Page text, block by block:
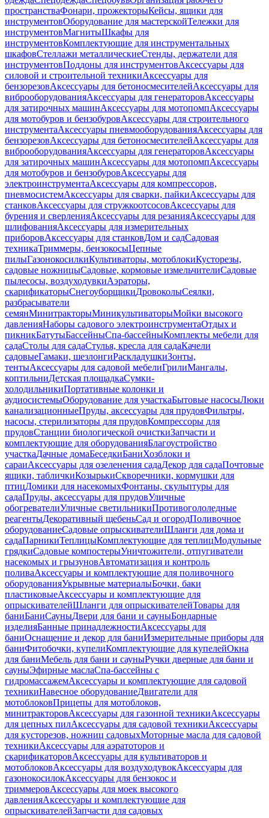
пространстваФонари, прожекторыКейсы, ящики для
инструментовОборудование для мастерскойТележки для
инструментовМагнитыШкафы для
инструментовКомплектующие для инструментальных
шкафовСтеллажи металлическиеСтенды, держатели для
инструментовПоддоны для инструментовАксессуары для
силовой и строительной техникиАксессуары для
бензорезовАксессуары для бетоносмесителейАксессуары для
виброоборудованияАксессуары для генераторовАксессуары
для затирочных машинАксессуары для мотопомпАксессуары
для мотобуров и бензобуровАксессуары для строительного
инструментаАксессуары пневмооборудованияАксессуары для
бензорезовАксессуары для бетоносмесителейАксессуары для
виброоборудованияАксессуары для генераторовАксессуары
для затирочных машинАксессуары для мотопомпАксессуары
для мотобуров и бензобуровАксессуары для
электроинструментаАксессуары для компрессоров,
пневмосистемАксессуары для сварки, пайкиАксессуары для
станковАксессуары для стружкоотсосовАксессуары для
бурения и сверленияАксессуары для резанияАксессуары для
шлифованияАксессуары для измерительных
приборовАксессуары для станковДом и садСадовая
техникаТриммеры, бензокосыЦепные
пилыГазонокосилкиКультиваторы, мотоблокиКусторезы,
садовые ножницыСадовые, кормовые измельчителиСадовые
пылесосы, воздуходувкиАэраторы,
скарификаторыСнегоуборщикиДровоколыСеялки,
разбрасыватели
семянМинитракторыМиникультиваторыМойки высокого
давленияНаборы садового электроинструментаОтдых и
пикникБатутыБассейныСпа-бассейныКомплекты мебели для
садаСтолы для садаСтулья, кресла для садаКачели
садовыеГамаки, шезлонгиРаскладушкиЗонты,
тентыАксессуары для садовой мебелиГрилиМангалы,
коптильниДетская площадкаСумки-
холодильникиПортативные колонки и
аудиосистемыОборудование для участкаБытовые насосыЛюки
канализационныеПруды, аксессуары для прудовФильтры,
насосы, стерилизаторы для прудовКомпрессоры для
прудовСтанции биологической очисткиЗапчасти и
комплектующие для оборудованияБлагоустройство
участкаДачные домаБеседкиБаниХозблоки и
сараиАксессуары для озеленения садаДекор для садаПочтовые
ящики, табличкиКозырькиСкворечники, кормушки для
птицДомики для насекомыхФонтаны, скульптуры для
садаПруды, аксессуары для прудовУличные
обогревателиУличные светильникиПротивогололедные
реагентыДекоративный щебеньСад и огородПоливочное
оборудованиеСадовые опрыскивателиШланги для дома и
садаПарникиТеплицыКомплектующие для теплицМодульные
грядкиСадовые компостерыУничтожители, отпугиватели
насекомых и грызуновАвтоматизация и контроль
поливаАксессуары и комплектующие для поливочного
оборудованияУкрывные материалыБочки, баки
пластиковыеАксессуары и комплектующие для
опрыскивателейШланги для опрыскивателейТовары для
баниБаниСауныДвери для бани и сауныБондарные
изделияБанные принадлежностиАксессуары для
баниОснащение и декор для баниИзмерительные приборы для
баниФитобочки, купелиКомплектующие для купелейОкна
для баниМебель для бани и сауныРучки дверные для бани и
сауныЭфирные маслаСпа-бассейны с
гидромассажемАксессуары и комплектующие для садовой
техникиНавесное оборудованиеДвигатели для
мотоблоковПрицепы для мотоблоков,
минитракторовАксессуары для газонной техникиАксессуары
для цепных пилАксессуары для садовой техникиАксессуары
для кусторезов, ножниц садовыхМоторные масла для садовой
техникиАксессуары для аэратоторов и
скарификаторовАксессуары для культиваторов и
мотоблоковАксессуары для воздуходувокАксессуары для
газонокосилокАксессуары для бензокос и
триммеровАксессуары для моек высокого
давленияАксессуары и комплектующие для
опрыскивателейЗапчасти для садовых